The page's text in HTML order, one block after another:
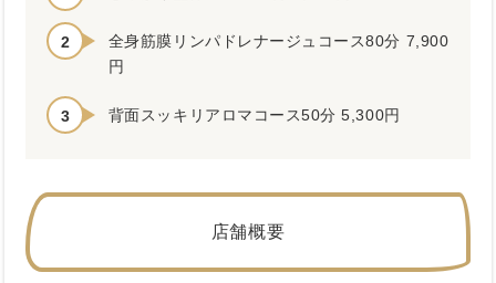
全身筋膜リンパドレナージュコース80分 7,900
円
背面スッキリアロマコース50分 5,300円
店舗概要